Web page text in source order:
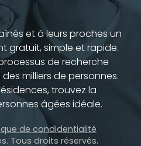
et à leurs proches un
gratuit, simple et rapide.
de recherche
milliers de personnes.
trouvez la
âgées idéale.
de condidentialité
Tous droits réservés.